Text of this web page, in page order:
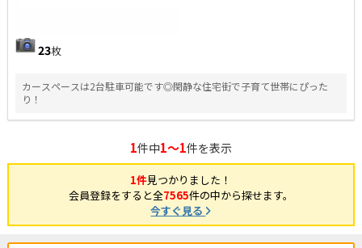
23枚
カースペースは2台駐車可能です◎閑静な住宅街で子育て世帯にぴった
り！
1件中1～1件を表示
1件見つかりました！
会員登録をすると全7565件の中から探せます。
今すぐ見る